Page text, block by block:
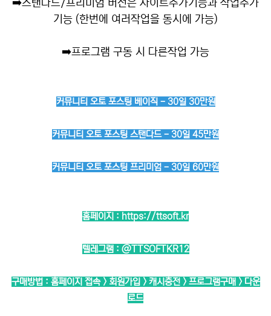
➡️스탠다드/프리미엄 버전은 사이트추가기능과 작업추가
기능 (한번에 여러작업을 동시에 가능)
➡️프로그램 구동 시 다른작업 가능
커뮤니티 오토 포스팅 베이직 - 30일 30만원
커뮤니티 오토 포스팅 스탠다드 - 30일 45만원
커뮤니티 오토 포스팅 프리미엄 - 30일 60만원
홈페이지 : https://ttsoft.kr
텔레그램 : @TTSOFTKR12
구매방법 : 홈페이지 접속 > 회원가입 > 캐시충전 > 프로그램구매 > 다운
로드